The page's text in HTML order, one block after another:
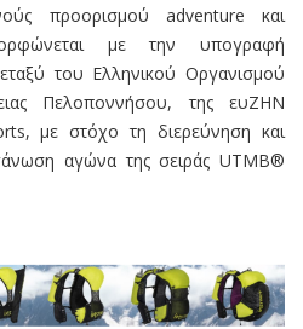
προορισμού adventure και
με την υπογραφή
του Ελληνικού Οργανισμού
Πελοποννήσου, της ευΖΗΝ
με στόχο τη διερεύνηση και
αγώνα της σειράς UTMB®